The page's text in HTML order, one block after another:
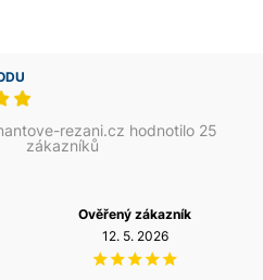
rezani.cz hodnotilo 25
zákazníků
Ověřený zákazník
12. 5. 2026